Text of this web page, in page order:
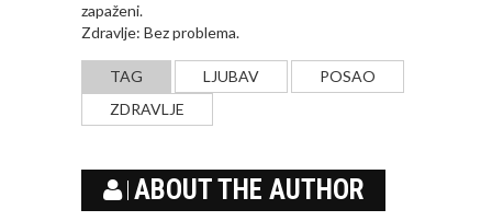
zapaženi.
Zdravlje: Bez problema.
TAG LJUBAV
POSAO
ZDRAVLJE
ABOUT THE AUTHOR